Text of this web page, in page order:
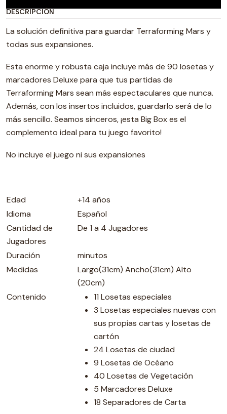
DESCRIPCIÓN
La solución definitiva para guardar Terraforming Mars y
todas sus expansiones.
Esta enorme y robusta caja incluye más de 90 losetas y
marcadores Deluxe para que tus partidas de
Terraforming Mars sean más espectaculares que nunca.
Además, con los insertos incluidos, guardarlo será de lo
más sencillo. Seamos sinceros, ¡esta Big Box es el
complemento ideal para tu juego favorito!
No incluye el juego ni sus expansiones
Edad
+14 años
Idioma
Español
Cantidad de
Jugadores
De 1 a 4 Jugadores
Duración
minutos
Medidas
Largo(31cm) Ancho(31cm) Alto
(20cm)
Contenido
11 Losetas especiales
3 Losetas especiales nuevas con
sus propias cartas y losetas de
cartón
24 Losetas de ciudad
9 Losetas de Océano
40 Losetas de Vegetación
5 Marcadores Deluxe
18 Separadores de Carta